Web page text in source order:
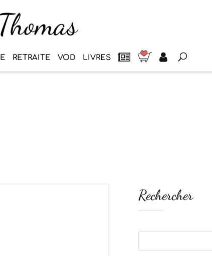
RETRAITE VOD LIVRES
Rechercher